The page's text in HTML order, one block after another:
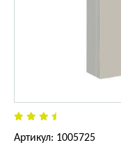
Артикул: 1005725